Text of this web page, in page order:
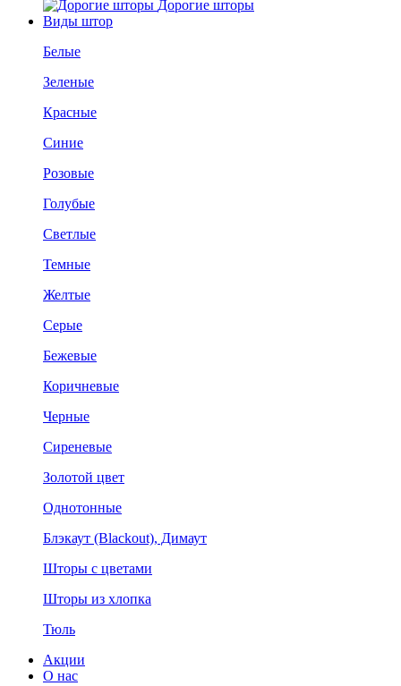
Дорогие шторы
Виды штор
Белые
Зеленые
Красные
Синие
Розовые
Голубые
Светлые
Темные
Желтые
Серые
Бежевые
Коричневые
Черные
Сиреневые
Золотой цвет
Однотонные
Блэкаут (Blackout), Димаут
Шторы с цветами
Шторы из хлопка
Тюль
Акции
О нас